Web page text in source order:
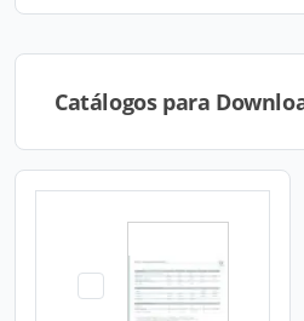
Catálogos para